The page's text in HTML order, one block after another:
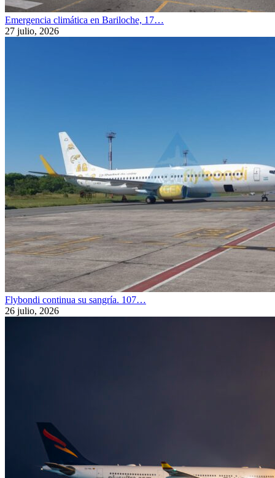
Emergencia climática en Bariloche, 17…
27 julio, 2026
Flybondi continua su sangría. 107…
26 julio, 2026